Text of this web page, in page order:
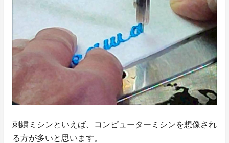
刺繍ミシンといえば、コンピューターミシンを想像され
る方が多いと思います。